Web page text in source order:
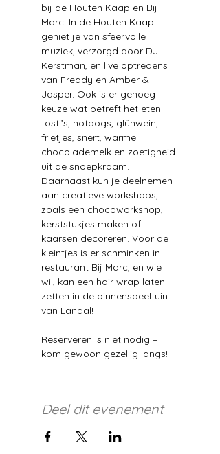
bij de Houten Kaap en Bij
Marc. In de Houten Kaap
geniet je van sfeervolle
muziek, verzorgd door DJ
Kerstman, en live optredens
van Freddy en Amber &
Jasper. Ook is er genoeg
keuze wat betreft het eten:
tosti’s, hotdogs, glühwein,
frietjes, snert, warme
chocolademelk en zoetigheid
uit de snoepkraam.
Daarnaast kun je deelnemen
aan creatieve workshops,
zoals een chocoworkshop,
kerststukjes maken of
kaarsen decoreren. Voor de
kleintjes is er schminken in
restaurant Bij Marc, en wie
wil, kan een hair wrap laten
zetten in de binnenspeeltuin
van Landal!
Reserveren is niet nodig –
kom gewoon gezellig langs!
Deel dit evenement